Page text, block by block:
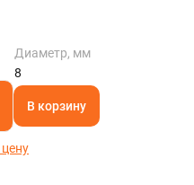
Диаметр, мм
8
В корзину